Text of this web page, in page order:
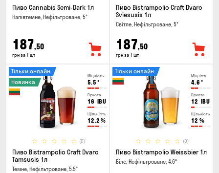
Пиво Cannabis Semi-Dark 1л
Напівтемне, Нефільтроване, 5°
187,50
грн за 1 шт
Пиво Bistrampolio Craft Dvaro
Sviesusis 1л
Світле, Нефільтроване, 5°
187,50
грн за 1 шт
Міцність
5.5 °
Гіркота
16 IBU
Щільність
12.2 %
(0)
Тільки онлайн
Новинка
Пиво Bistrampolio Craft Dvaro
Tamsusis 1л
Темне, Нефільтроване, 5.5°
Міцність
4.6 °
Гіркота
12 IBU
Щільність
12 %
(0)
Тільки онлайн
Пиво Bistrampolio Weissbier 1л
Біле, Нефільтроване, 4.6°